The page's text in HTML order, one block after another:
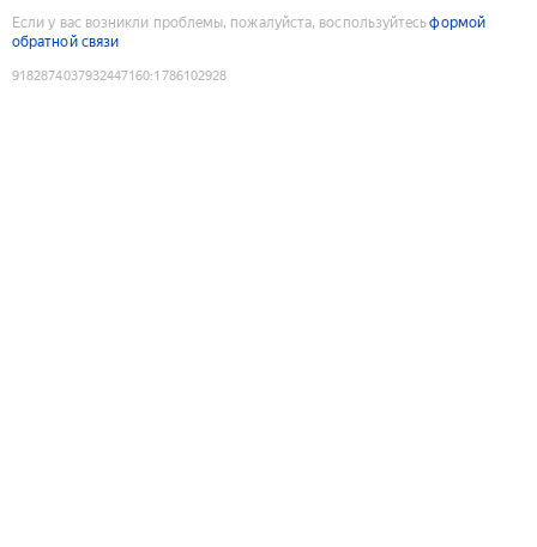
Если у вас возникли проблемы, пожалуйста, воспользуйтесьформой
обратной связи
9182874037932447160:1786102928